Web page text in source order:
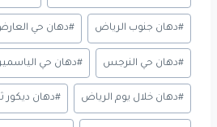
#دهان جنوب الرياض #دهان حي
#دهان حي النرجس #دهان حي
#دهان خلال يوم الرياض #دهان ديكور